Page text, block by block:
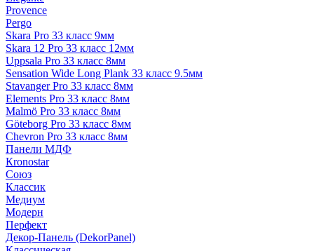
Provence
Pergo
Skara Pro 33 класс 9мм
Skara 12 Pro 33 класс 12мм
Uppsala Pro 33 класс 8мм
Sensation Wide Long Plank 33 класс 9.5мм
Stavanger Pro 33 класс 8мм
Elements Pro 33 класс 8мм
Malmö Pro 33 класс 8мм
Göteborg Pro 33 класс 8мм
Chevron Pro 33 класс 8мм
Панели МДФ
Кronostar
Союз
Классик
Медиум
Модерн
Перфект
Декор-Панель (DekorPanel)